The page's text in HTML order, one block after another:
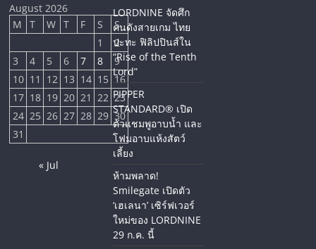
August 2026
M
T W T F S
S
1
2
3
4 5 6 7 8
9
10 11 12 13 14 15 16
17 18 19 20 21 22 23
24 25 26 27 28 29 30
31
« Jul
LORDNINE จัดศึก
คนดังสายเกม ไทย
ปะทะ ฟิลิปปินส์ใน
“Rise of the Tenth
Lord”
PIPPER
STANDARD® เปิด
ตัวแชมพูอาบน้ำ และ
โฟมอาบแห้งสัตว์
เลี้ยง
ห้ามพลาด!
Smilegate เปิดตัว
‘เฮเลนา’ เซิร์ฟเวอร์
ใหม่ของ LORDNINE
29 ก.ค. นี้